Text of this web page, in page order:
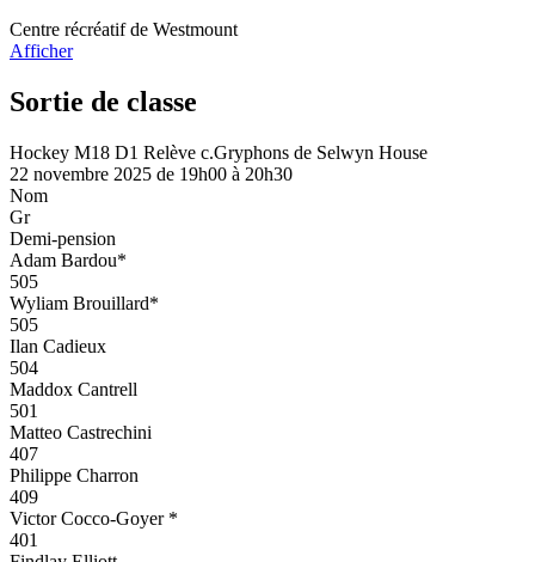
Centre récréatif de Westmount
Afficher
Sortie de classe
Hockey M18 D1 Relève c.Gryphons de Selwyn House
22 novembre 2025 de 19h00 à 20h30
Nom
Gr
Demi-pension
Adam Bardou*
505
Wyliam Brouillard*
505
Ilan Cadieux
504
Maddox Cantrell
501
Matteo Castrechini
407
Philippe Charron
409
Victor Cocco-Goyer *
401